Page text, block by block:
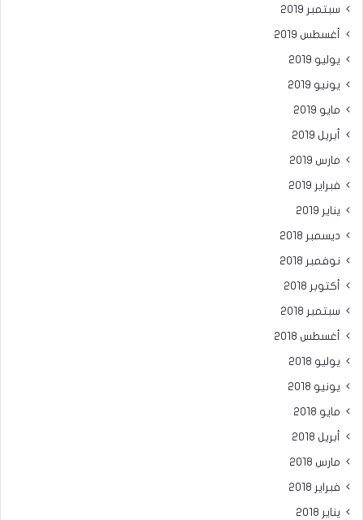
سبتمبر 2019
أغسطس 2019
يوليو 2019
يونيو 2019
مايو 2019
أبريل 2019
مارس 2019
فبراير 2019
يناير 2019
ديسمبر 2018
نوفمبر 2018
أكتوبر 2018
سبتمبر 2018
أغسطس 2018
يوليو 2018
يونيو 2018
مايو 2018
أبريل 2018
مارس 2018
فبراير 2018
يناير 2018